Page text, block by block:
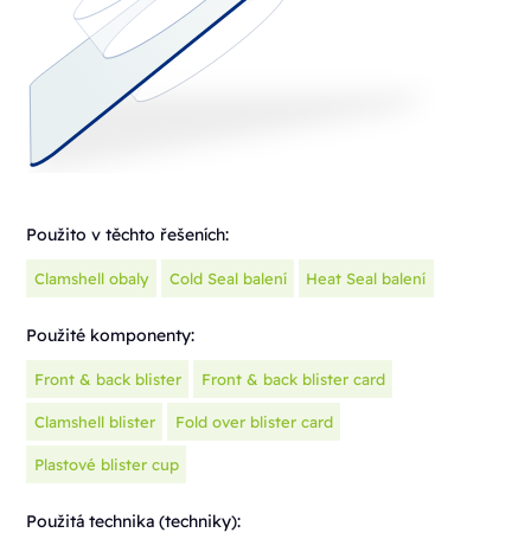
Použito v těchto řešeních:
Clamshell obaly Cold Seal balení Heat Seal balení
Použité komponenty:
Front & back blister Front & back blister card
Clamshell blister Fold over blister card
Plastové blister cup
Použitá technika (techniky):